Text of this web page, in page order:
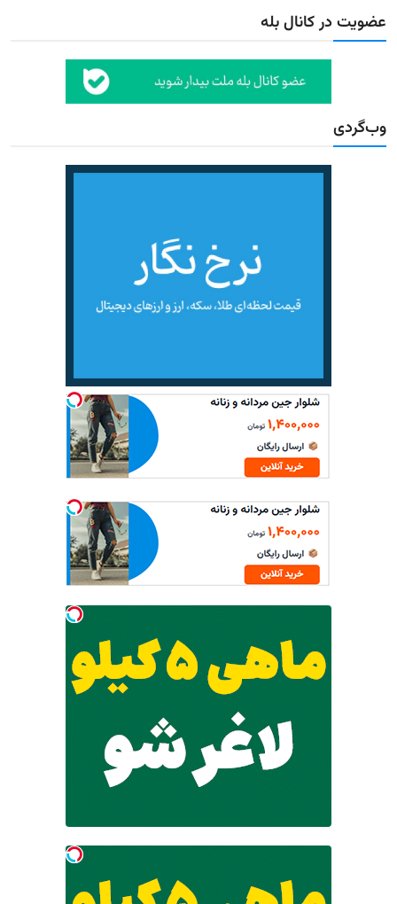
عضویت در کانال بله
وب‌گردی